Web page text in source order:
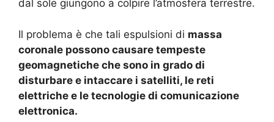
dal sole giungono a colpire l’atmosfera terrestre.
Il problema è che tali espulsioni di massa
coronale possono causare tempeste
geomagnetiche che sono in grado di
disturbare e intaccare i satelliti, le reti
elettriche e le tecnologie di comunicazione
elettronica.